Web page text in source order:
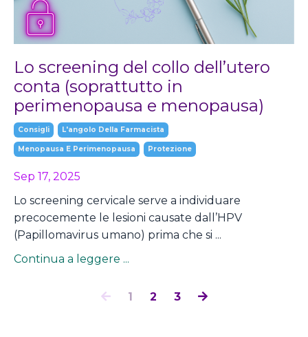
Lo screening del collo dell’utero
conta (soprattutto in
perimenopausa e menopausa)
Consigli L'angolo Della Farmacista
Menopausa E Perimenopausa Protezione
Sep 17, 2025
Lo screening cervicale serve a individuare
precocemente le lesioni causate dall’HPV
(Papillomavirus umano) prima che si ...
Continua a leggere ...
1 2 3